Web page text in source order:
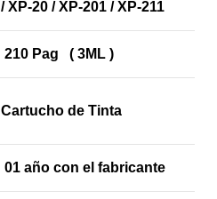
/ XP-20 / XP-201 / XP-211
210 Pag ( 3ML )
Cartucho de Tinta
01 año con el fabricante